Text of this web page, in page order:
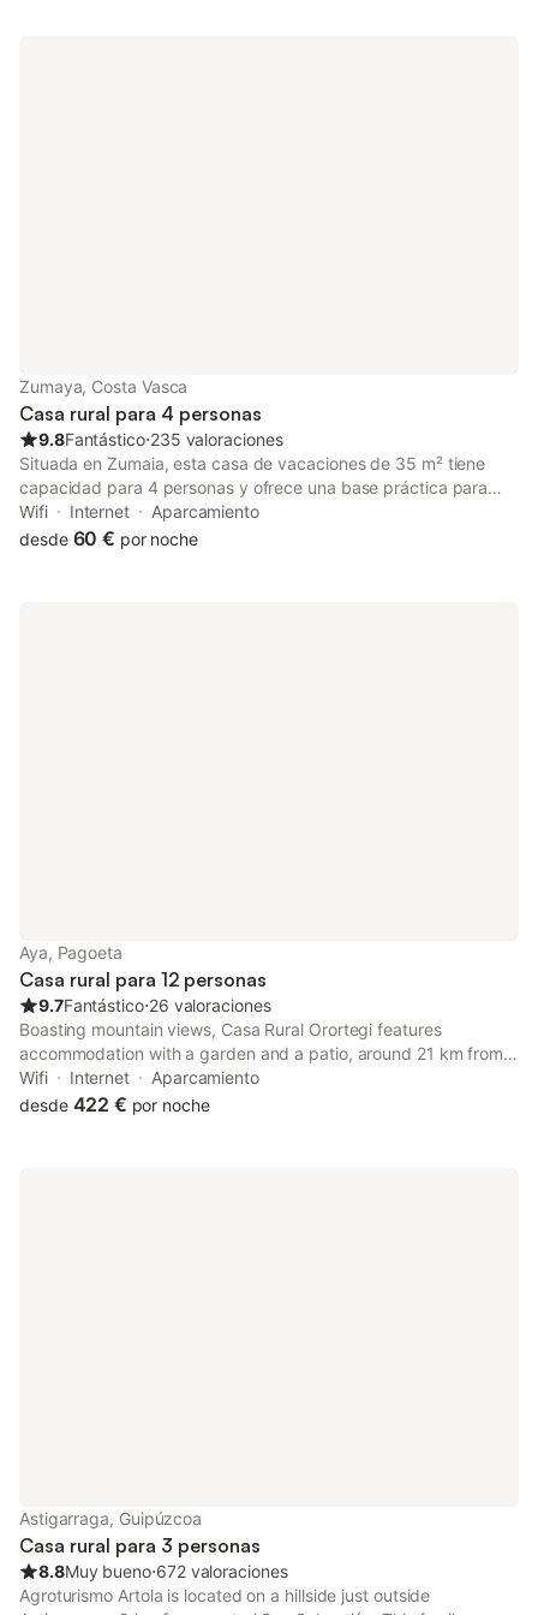
Zumaya, Costa Vasca
Casa rural para 4 personas
9.8Fantástico⋅235 valoraciones
Situada en Zumaia, esta casa de vacaciones de 35 m² tiene
capacidad para 4 personas y ofrece una base práctica para
explorar la costa vasca. La propiedad cuenta con entrada
privada, interiores insonorizados con suelos de baldosa y
tren y el transporte público se hallan a 3,5 km. En el
establecimiento encontrará restaurante, bar, gimnasio y ping-
pong, además de alquiler de bicicletas.
Wifi Internet
Aparcamiento
desde 60 € por noche
Aya, Pagoeta
Casa rural para 12 personas
9.7Fantástico⋅26 valoraciones
Boasting mountain views, Casa Rural Orortegi features
accommodation with a garden and a patio, around 21 km from
La Concha Promenade. Featuring a 24-hour front desk, this
property also provides guests with a children's playground.
Wifi Internet
Aparcamiento
desde 422 € por noche
Astigarraga, Guipúzcoa
Casa rural para 3 personas
8.8Muy bueno⋅672 valoraciones
Agroturismo Artola is located on a hillside just outside